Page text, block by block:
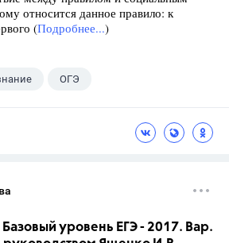
относится данное правило: к
(Подробнее...)
ОГЭ
уровень ЕГЭ - 2017. Вар.